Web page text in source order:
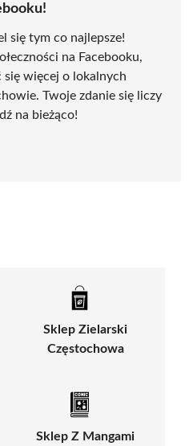
się tym co najlepsze!
na Facebooku,
się więcej o lokalnych
Twoje zdanie się liczy
na bieżąco!
Sklep Zielarski
Częstochowa
Sklep Z Mangami